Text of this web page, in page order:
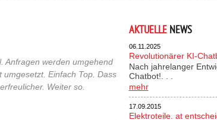
Anfragen werden umgehend
Einfach Top. Dass
Weiter so.
AKTUELLENEWS
06.11.2025
Revolutionärer KI-
Nach jahrelanger
Chatbot!. . .
mehr
17.09.2015
Elektroteile. at